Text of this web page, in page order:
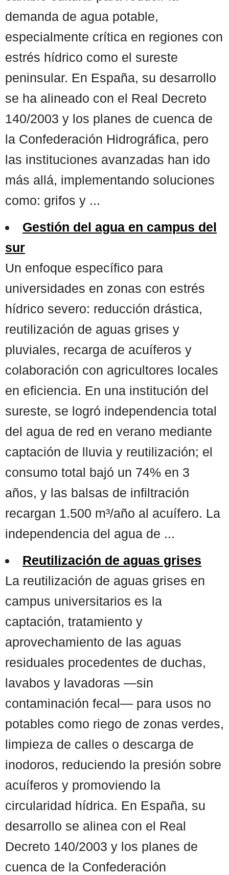
demanda de agua potable,
especialmente crítica en regiones con
estrés hídrico como el sureste
peninsular. En España, su desarrollo
se ha alineado con el Real Decreto
140/2003 y los planes de cuenca de
la Confederación Hidrográfica, pero
las instituciones avanzadas han ido
más allá, implementando soluciones
como: grifos y ...
Gestión del agua en campus del
sur
Un enfoque específico para
universidades en zonas con estrés
hídrico severo: reducción drástica,
reutilización de aguas grises y
pluviales, recarga de acuíferos y
colaboración con agricultores locales
en eficiencia. En una institución del
sureste, se logró independencia total
del agua de red en verano mediante
captación de lluvia y reutilización; el
consumo total bajó un 74% en 3
años, y las balsas de infiltración
recargan 1.500 m³/año al acuífero. La
independencia del agua de ...
Reutilización de aguas grises
La reutilización de aguas grises en
campus universitarios es la
captación, tratamiento y
aprovechamiento de las aguas
residuales procedentes de duchas,
lavabos y lavadoras —sin
contaminación fecal— para usos no
potables como riego de zonas verdes,
limpieza de calles o descarga de
inodoros, reduciendo la presión sobre
acuíferos y promoviendo la
circularidad hídrica. En España, su
desarrollo se alinea con el Real
Decreto 140/2003 y los planes de
cuenca de la Confederación